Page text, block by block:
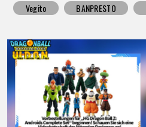
Vegito
BANPRESTO